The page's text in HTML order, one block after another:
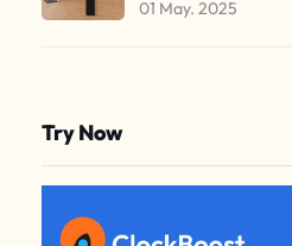
01 May. 2025
Try Now